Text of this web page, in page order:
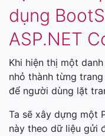
dụng
ASP.NET
Khi hiện thị một
nhỏ thành từng
để người dùng lặt
Ta sẽ xây dựng một
này theo dữ liệu gửi